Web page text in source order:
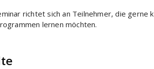
richtet sich an Teilnehmer, die gerne
lernen möchten.